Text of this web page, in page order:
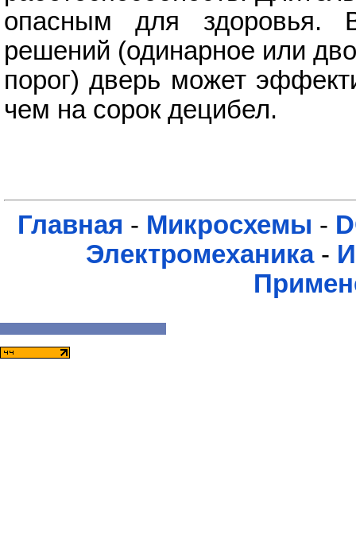
опасным для здоровья.
решений (одинарное или
порог) дверь может
чем на сорок децибел.
Главная - Микросхемы -
Электромеханика-